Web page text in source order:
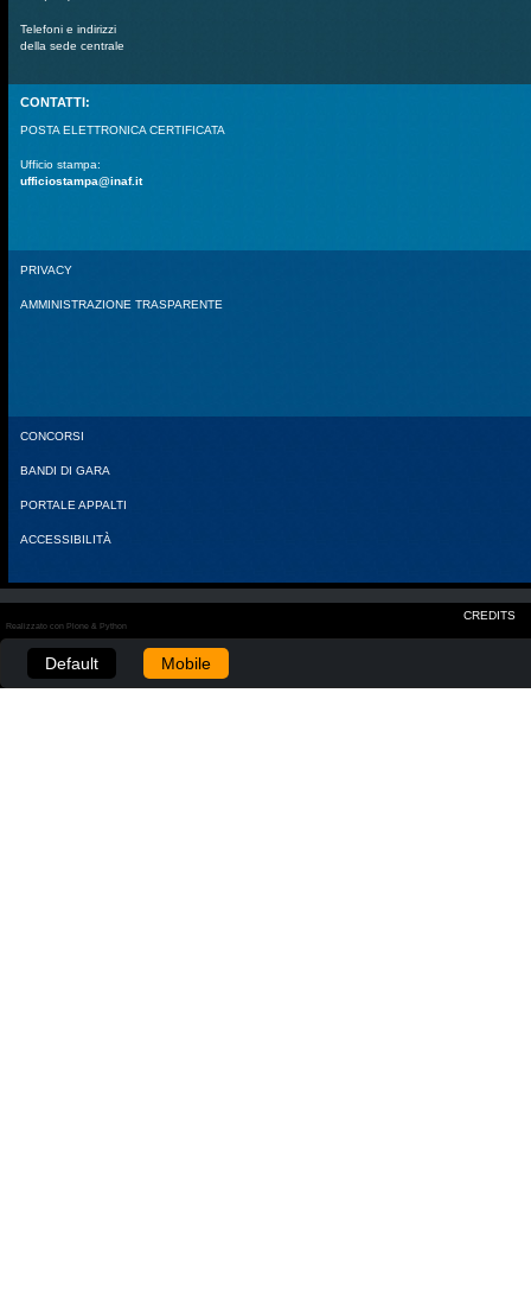
Telefoni e indirizzi
della sede centrale
CONTATTI:
POSTA ELETTRONICA CERTIFICATA
Ufficio stampa:
ufficiostampa@inaf.it
PRIVACY
AMMINISTRAZIONE TRASPARENTE
CONCORSI
BANDI DI GARA
PORTALE APPALTI
ACCESSIBILITÀ
CREDITS
Realizzato con Plone & Python
Default Mobile